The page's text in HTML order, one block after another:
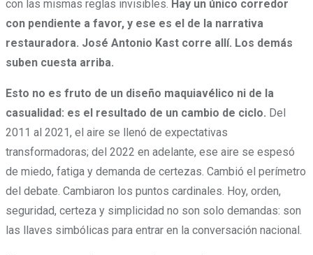
con las mismas reglas invisibles. Hay un único corredor
con pendiente a favor, y ese es el de la narrativa
restauradora. José Antonio Kast corre allí. Los demás
suben cuesta arriba.
Esto no es fruto de un diseño maquiavélico ni de la
casualidad: es el resultado de un cambio de ciclo. Del
2011 al 2021, el aire se llenó de expectativas
transformadoras; del 2022 en adelante, ese aire se espesó
de miedo, fatiga y demanda de certezas. Cambió el perímetro
del debate. Cambiaron los puntos cardinales. Hoy, orden,
seguridad, certeza y simplicidad no son solo demandas: son
las llaves simbólicas para entrar en la conversación nacional.